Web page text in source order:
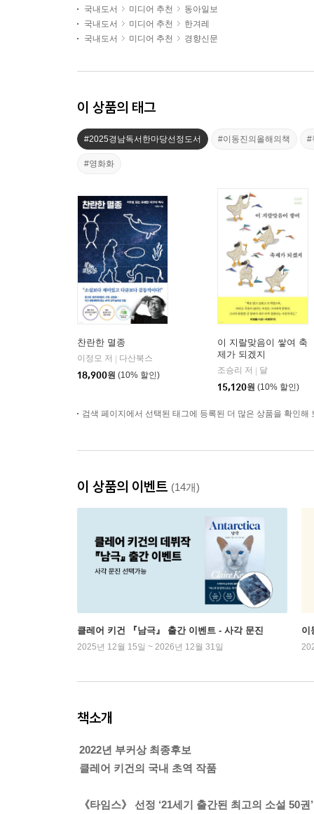
국내도서
미디어 추천
동아일보
국내도서
미디어 추천
한겨레
국내도서
미디어 추천 경향신문
이 상품의 태그
#2025경남독서한마당선정도서 #이동진의올해의책 #
#영화화
찬란한 멸종
이정모 저
다산북스
18,900원 (10% 할인)
이 지랄맞음이 쌓여 축
제가 되겠지
조승리 저
달
15,120원 (10% 할인)
검색 페이지에서 선택된 태그에 등록된 더 많은 상품을 확인해
이 상품의 이벤트 (14개)
클레어 키건 『남극』 출간 이벤트 - 사각 문진
2025년 12월 15일 ~ 2026년 12월 31일
이
책소개
2022년 부커상 최종후보
클레어 키건의 국내 초역 작품
《타임스》 선정 ‘21세기 출간된 최고의 소설 50권